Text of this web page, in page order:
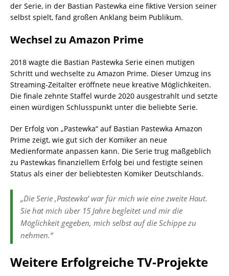
der Serie, in der Bastian Pastewka eine fiktive Version seiner
selbst spielt, fand großen Anklang beim Publikum.
Wechsel zu Amazon Prime
2018 wagte die Bastian Pastewka Serie einen mutigen
Schritt und wechselte zu Amazon Prime. Dieser Umzug ins
Streaming-Zeitalter eröffnete neue kreative Möglichkeiten.
Die finale zehnte Staffel wurde 2020 ausgestrahlt und setzte
einen würdigen Schlusspunkt unter die beliebte Serie.
Der Erfolg von „Pastewka“ auf Bastian Pastewka Amazon
Prime zeigt, wie gut sich der Komiker an neue
Medienformate anpassen kann. Die Serie trug maßgeblich
zu Pastewkas finanziellem Erfolg bei und festigte seinen
Status als einer der beliebtesten Komiker Deutschlands.
„Die Serie ‚Pastewka‘ war für mich wie eine zweite Haut.
Sie hat mich über 15 Jahre begleitet und mir die
Möglichkeit gegeben, mich selbst auf die Schippe zu
nehmen.“
Weitere Erfolgreiche TV-Projekte